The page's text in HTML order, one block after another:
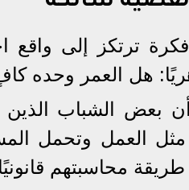
ترتكز إلى
هل العمر وحده كافٍ
بعض الشباب الذين
مثل العمل وتحمل
طريقة محاسبتهم